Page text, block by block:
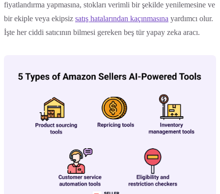
fiyatlandırma yapmasına, stokları verimli bir şekilde yenilemesine ve
bir ekiple veya ekipsiz satış hatalarından kaçınmasına yardımcı olur.
İşte her ciddi satıcının bilmesi gereken beş tür yapay zeka aracı.